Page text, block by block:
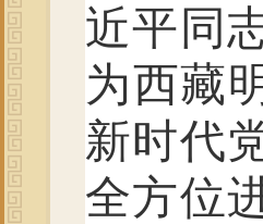
近平同
为西藏
新时代
全方位